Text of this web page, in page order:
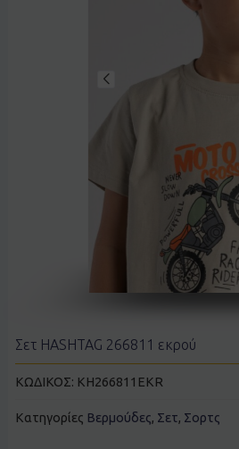
Σετ HASHTAG 266811 εκρού
ΚΩΔΙΚΟΣ: KH266811EKR
Κατηγορίες Βερμούδες, Σετ, Σορτς